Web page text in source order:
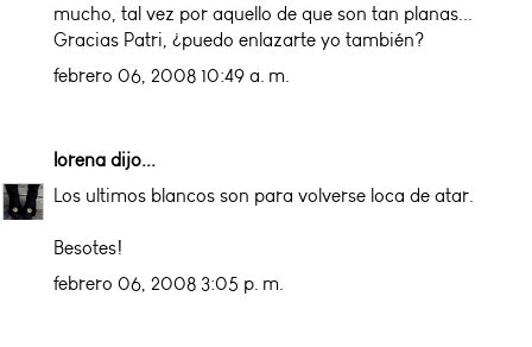
mucho, tal vez por aquello de que son tan planas...
Gracias Patri, ¿puedo enlazarte yo también?
febrero 06, 2008 10:49 a. m.
lorena dijo...
Los ultimos blancos son para volverse loca de atar.
Besotes!
febrero 06, 2008 3:05 p. m.